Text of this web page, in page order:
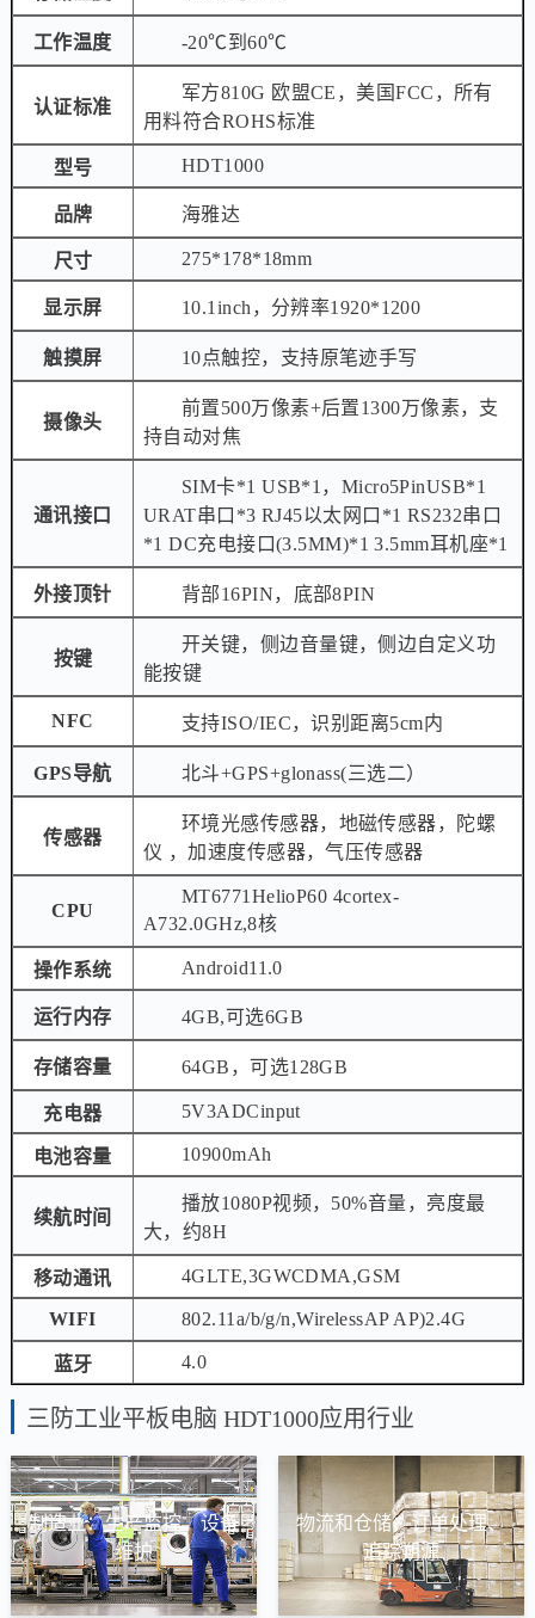
工作温度 -20℃到60℃
认证标准
军方810G 欧盟CE，美国FCC，所有
用料符合ROHS标准
型号 HDT1000
品牌 海雅达
尺寸 275*178*18mm
显示屏 10.1inch，分辨率1920*1200
触摸屏 10点触控，支持原笔迹手写
摄像头
前置500万像素+后置1300万像素，支
持自动对焦
通讯接口
SIM卡*1 USB*1，Micro5PinUSB*1
URAT串口*3 RJ45以太网口*1 RS232串口
*1 DC充电接口(3.5MM)*1 3.5mm耳机座*1
外接顶针 背部16PIN，底部8PIN
按键
开关键，侧边音量键，侧边自定义功
能按键
NFC 支持ISO/IEC，识别距离5cm内
GPS导航 北斗+GPS+glonass(三选二）
传感器
环境光感传感器，地磁传感器，陀螺
仪 ，加速度传感器，气压传感器
CPU
MT6771HelioP60 4cortex-
A732.0GHz,8核
操作系统 Android11.0
运行内存 4GB,可选6GB
存储容量 64GB，可选128GB
充电器 5V3ADCinput
电池容量 10900mAh
续航时间
播放1080P视频，50%音量，亮度最
大，约8H
移动通讯 4GLTE,3GWCDMA,GSM
WIFI 802.11a/b/g/n,WirelessAP AP)2.4G
蓝牙 4.0
三防工业平板电脑 HDT1000应用行业
制造业：生产监控、设备
维护
物流和仓储：订单处理、
追踪朔源